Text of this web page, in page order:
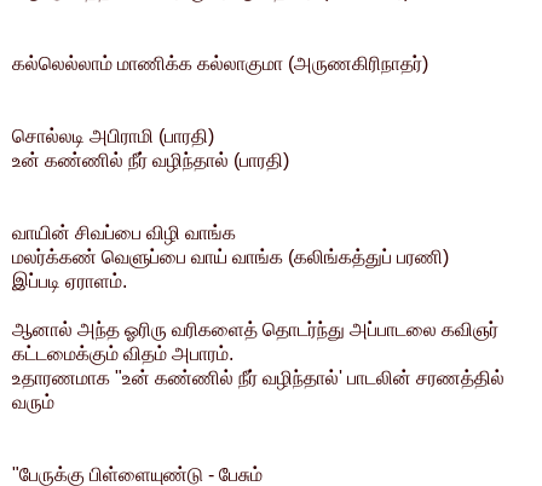
கல்லெல்லாம் மாணிக்க கல்லாகுமா (அருணகிரிநாதர்)
சொல்லடி அபிராமி (பாரதி)
உன் கண்ணில் நீர் வழிந்தால் (பாரதி)
வாயின் சிவப்பை விழி வாங்க
மலர்க்கண் வெளுப்பை வாய் வாங்க (கலிங்கத்துப் பரணி)
இப்படி ஏராளம்.
ஆனால் அந்த ஓரிரு வரிகளைத் தொடர்ந்து அப்பாடலை கவிஞர்
கட்டமைக்கும் விதம் அபாரம்.
உதாரணமாக "உன் கண்ணில் நீர் வழிந்தால்' பாடலின் சரணத்தில்
வரும்
"பேருக்கு பிள்ளையுண்டு - பேசும்